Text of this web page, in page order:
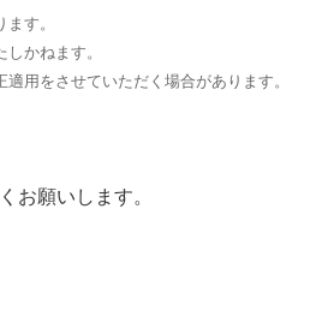
す。
かねます。
用をさせていただく場合があります。
お願いします。